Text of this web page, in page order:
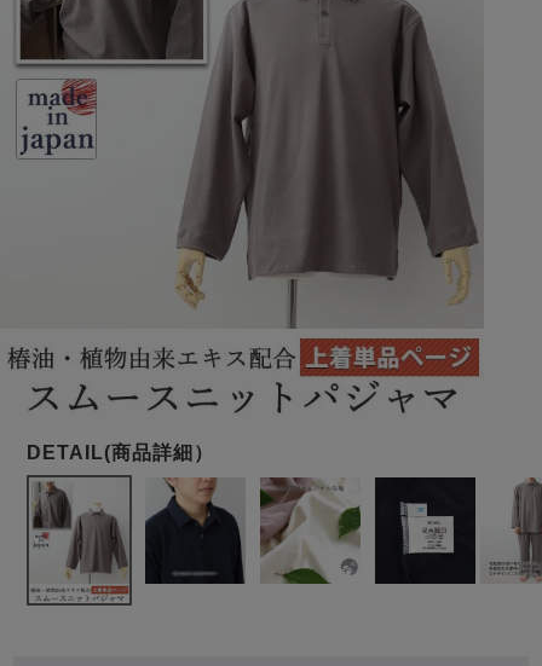
メンズパジャマ
春 夏 秋 冬
ガールズパジャマ
サッカー/ちぢみ 楊
柳
ニット/ストレッチ 起毛/フランネル
柄物
売れ筋ランキング
体型別におすすめパジ
ャマ
年齢別におすすめパジ
ャマ
ルームウェア
カタログギフト
売れ筋ランキング
- Item Ranking -
目的別でさがす一覧はこちら
作務衣
羽織・バスロ
上着単品
すべてのメン
ズ
パジャマ
半袖 七分袖
前開き かぶり スリーパー
会社概要 お買い物ガイド 安心の日本製